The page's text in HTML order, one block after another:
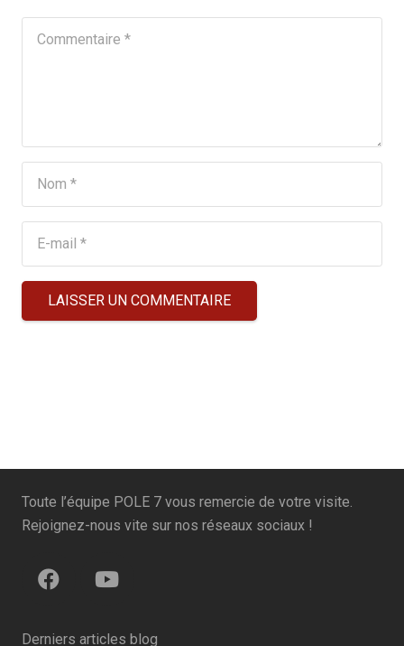
LAISSER UN COMMENTAIRE
Toute l’équipe POLE 7 vous remercie de votre visite.
Rejoignez-nous vite sur nos réseaux sociaux !
Derniers articles blog